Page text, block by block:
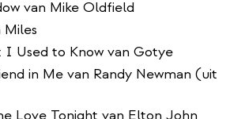
van Mike Oldfield
Miles
Used to Know van Gotye
in Me van Randy Newman (uit